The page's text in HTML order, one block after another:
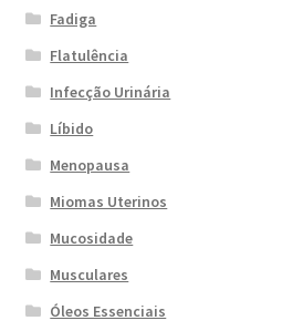
Fadiga
Flatulência
Infecção Urinária
Líbido
Menopausa
Miomas Uterinos
Mucosidade
Musculares
Óleos Essenciais